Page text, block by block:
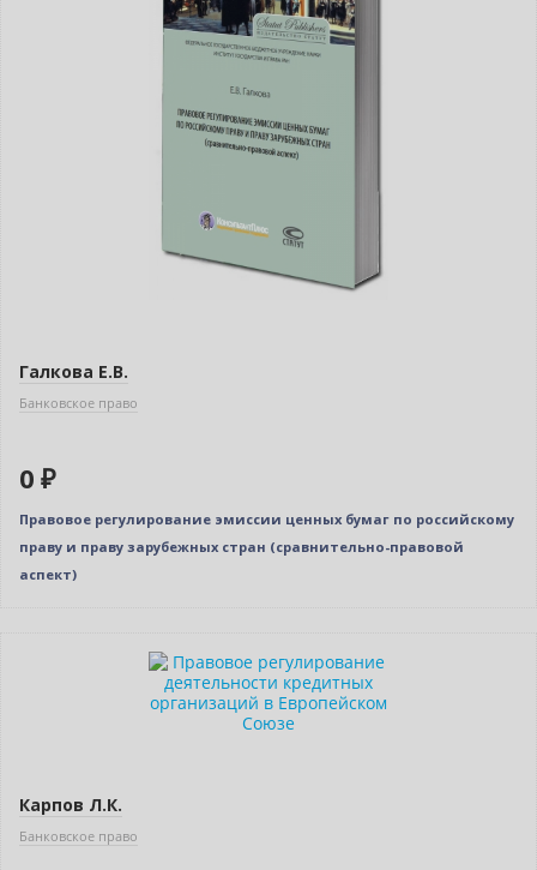
Галкова Е.В.
Банковское право
0 ₽
Правовое регулирование эмиссии ценных бумаг по российскому
праву и праву зарубежных стран (сравнительно-правовой
аспект)
Карпов Л.К.
Банковское право